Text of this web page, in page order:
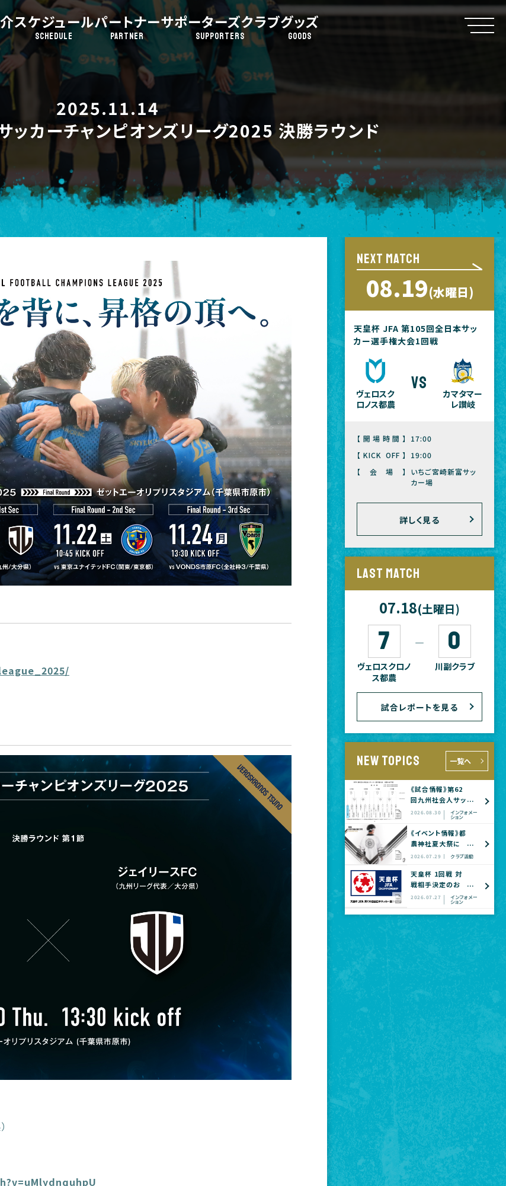
スケジュール
SCHEDULE
パートナー
PARTNER
サポーターズクラブ
SUPPORTERS
グッズ
GOODS
2025.11.14
ッカーチャンピオンズリーグ2025 決勝ラウンド
NEXT MATCH
08.19(水曜日)
天皇杯 JFA 第105回全日本サッ
カー選手権大会1回戦
ヴェロスク
ロノス都農
vs
カマタマー
レ讃岐
【開場時間】
17:00
【KICK OFF】
19:00
【会場】
いちご宮崎新富サッ
カー場
詳しく見る
LAST MATCH
07.18(土曜日)
7
ヴェロスクロノ
ス都農
― 0
川副クラブ
試合レポートを見る
NEW TOPICS 一覧へ
《試合情報》第62
回九州社会人サッ
カー選手権大会
全国大会予選
2026.08.30 インフォメー
ション
《イベント情報》都
農神社夏大祭に
てヴェロスクロノ
ズショップ出店の
お知らせ
2026.07.29 クラブ活動
天皇杯 1回戦 対
戦相手決定のお
知らせ
2026.07.27 インフォメー
ション